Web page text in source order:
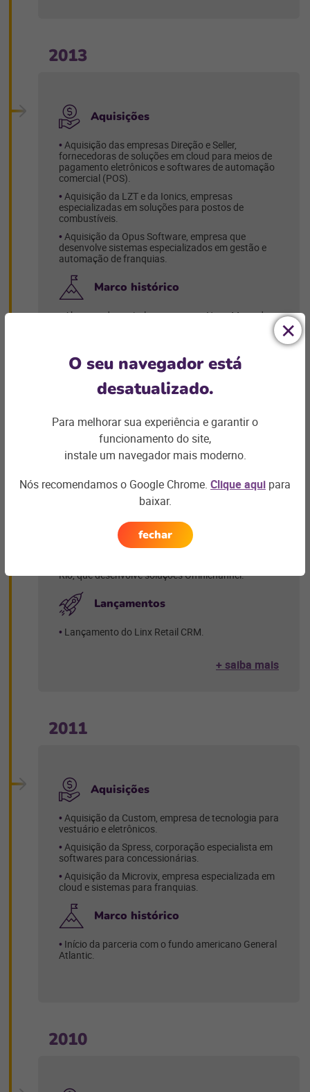
2013
Aquisições
Aquisição das empresas Direção e Seller,
fornecedoras de soluções em cloud para meios de
pagamento eletrônicos e softwares de automação
comercial (POS).
Aquisição da LZT e da Ionics, empresas
especializadas em soluções para postos de
combustíveis.
Aquisição da Opus Software, empresa que
desenvolve sistemas especializados em gestão e
automação de franquias.
Marco histórico
Abertura de capital no segmento Novo Mercado
+ saiba mais
2012
Aquisições
soluções para gestão de redes do setor alimentício
do Brasil e de países como Argentina, Paraguai e
Rio, que desenvolve soluções Omnichannel.
Lançamentos
Lançamento do Linx Retail CRM.
+ saiba mais
2011
Aquisições
Aquisição da Custom, empresa de tecnologia para
vestuário e eletrônicos.
Aquisição da Spress, corporação especialista em
softwares para concessionárias.
Aquisição da Microvix, empresa especializada em
cloud e sistemas para franquias.
Marco histórico
Início da parceria com o fundo americano General
Atlantic.
2010
O seu navegador está
desatualizado.
Para melhorar sua experiência e garantir o
funcionamento do site,
instale um navegador mais moderno.
Nós recomendamos o Google Chrome. Clique aqui para
baixar.
fechar